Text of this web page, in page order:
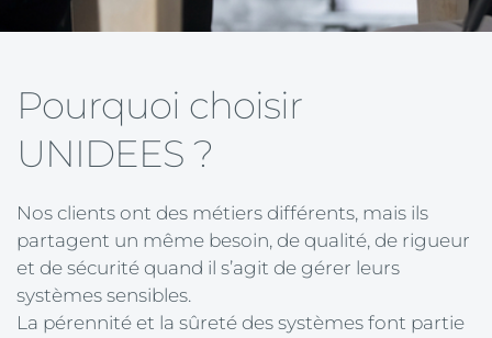
Pourquoi choisir
UNIDEES ?
Nos clients ont des métiers différents, mais ils
partagent un même besoin, de qualité, de rigueur
et de sécurité quand il s’agit de gérer leurs
systèmes sensibles.
La pérennité et la sûreté des systèmes font partie